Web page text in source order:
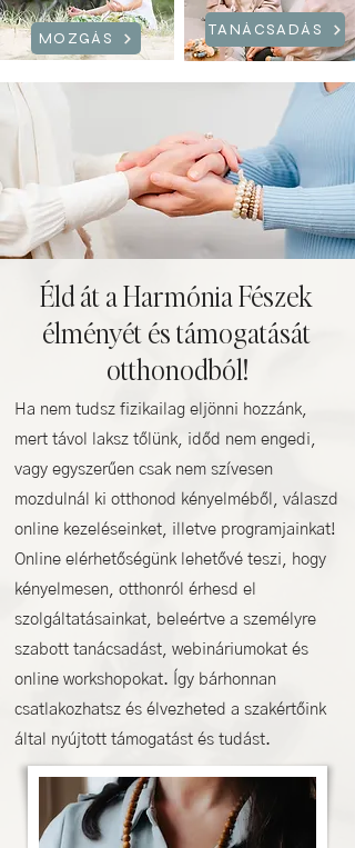
MOZGÁS TANÁCSADÁS
Éld át a Harmónia Fészek
élményét és támogatását
otthonodból!
Ha nem tudsz fizikailag eljönni hozzánk,
mert távol laksz tőlünk, időd nem engedi,
vagy egyszerűen csak nem szívesen
mozdulnál ki otthonod kényelméből, válaszd
online kezeléseinket, illetve programjainkat!
Online elérhetőségünk lehetővé teszi, hogy
kényelmesen, otthonról érhesd el
szolgáltatásainkat, beleértve a személyre
szabott tanácsadást, webináriumokat és
online workshopokat. Így bárhonnan
csatlakozhatsz és élvezheted a szakértőink
által nyújtott támogatást és tudást.